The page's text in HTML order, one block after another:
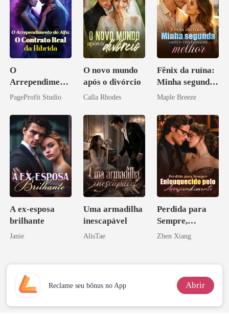
O
Arrependiment
o do Alfa: O
da Híbrida
PageProfit Studio
O novo mundo
após o divórcio
Calla Rhodes
Fênix da ruína:
Minha segunda
vida e um
Maple Breeze
A ex-esposa
brilhante
Janie
Uma armadilha
inescapável
AlisTae
Perdida para
Sempre,
Enlouquecido
o
Zhen Xiang
Reclame seu bônus no App Abrir